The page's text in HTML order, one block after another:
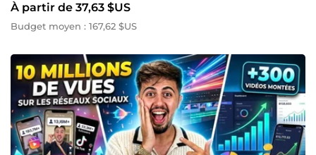
À partir de 37,63 $US
Budget moyen : 167,62 $US